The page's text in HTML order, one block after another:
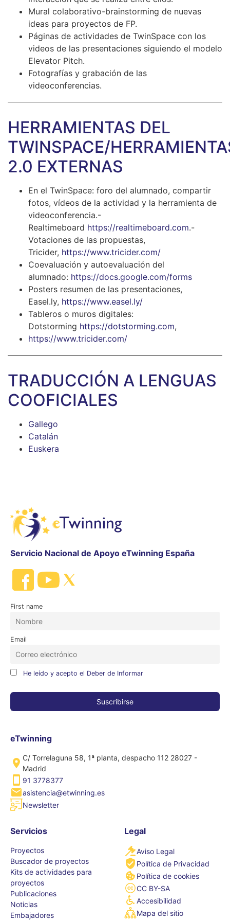
Mural colaborativo-brainstorming de nuevas
ideas para proyectos de FP.
Páginas de actividades de TwinSpace con los
videos de las presentaciones siguiendo el modelo
Elevator Pitch.
Fotografías y grabación de las
videoconferencias.
HERRAMIENTAS DEL
TWINSPACE/
2.0 EXTERNAS
En el TwinSpace: foro del alumnado, compartir
fotos, vídeos de la actividad y la herramienta de
videoconferencia.-
Realtimeboard https://realtimeboard.com.-
Votaciones de las propuestas,
Tricider, https://www.tricider.com/
Coevaluación y autoevaluación del
alumnado: https://docs.google.com/forms
Posters resumen de las presentaciones,
Easel.ly, https://www.easel.ly/
Tableros o muros digitales:
Dotstorming https://dotstorming.com,
https://www.tricider.com/
TRADUCCIÓN A LENGUAS
COOFICIALES
Gallego
Catalán
Euskera
Servicio Nacional de Apoyo eTwinning España
First name
Email
He leído y acepto el Deber de Informar
eTwinning
C/ Torrelaguna 58, 1ª planta, despacho 112 28027 -
Madrid
91 3778377
asistencia@etwinning.es
Newsletter
Servicios
Proyectos
Buscador de proyectos
Kits de actividades para
proyectos
Publicaciones
Noticias
Embajadores
Legal
Aviso Legal
Política de Privacidad
Política de cookies
CC BY-SA
Accesibilidad
Mapa del sitio